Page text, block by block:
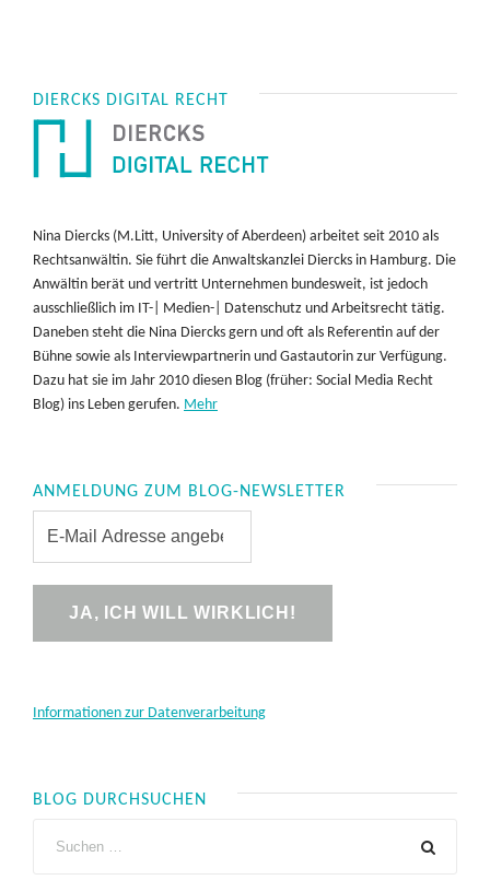
DIERCKS DIGITAL RECHT
Nina Diercks (M.Litt, University of Aberdeen) arbeitet seit 2010 als
Rechtsanwältin. Sie führt die Anwaltskanzlei Diercks in Hamburg. Die
Anwältin berät und vertritt Unternehmen bundesweit, ist jedoch
ausschließlich im IT-| Medien-| Datenschutz und Arbeitsrecht tätig.
Daneben steht die Nina Diercks gern und oft als Referentin auf der
Bühne sowie als Interviewpartnerin und Gastautorin zur Verfügung.
Dazu hat sie im Jahr 2010 diesen Blog (früher: Social Media Recht
Blog) ins Leben gerufen. Mehr
ANMELDUNG ZUM BLOG-NEWSLETTER
Informationen zur Datenverarbeitung
BLOG DURCHSUCHEN